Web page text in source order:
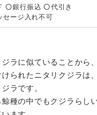
〇銀行振込 〇代引き
セージ入れ不可
ラに似ていることから
けられたニタリクジラは
ラです。
種の中でもクジラらし